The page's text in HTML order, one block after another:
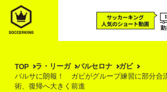
TOP ラ・リーガ バルセロナ
ガビ
バルサに朗報！ ガビがグループ練習に部分合
術、復帰へ大きく前進